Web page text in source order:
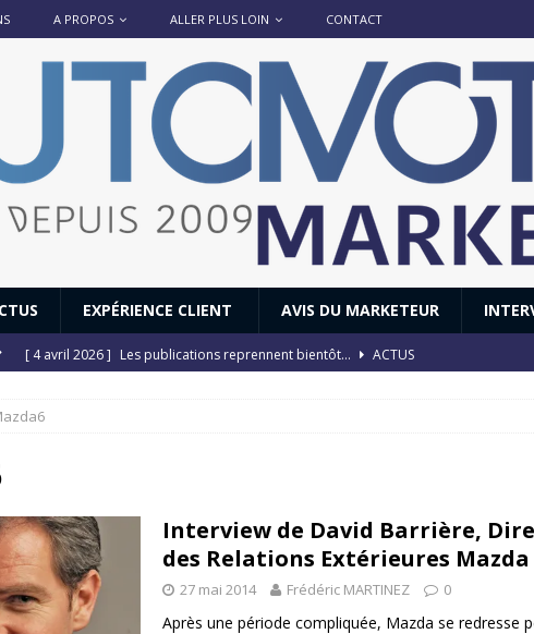
A PROPOS ALLER PLUS LOIN CONTACT
EXPÉRIENCE CLIENT AVIS DU MARKETEUR
[ 4 avril 2026 ] Les publications reprennent bientôt…
ACTUS
[ 12 juillet 2025 ]
[ 11 avril 2020 ]
#StayHome : Honda dévoile un spot publicitaire… confiné!
Interview de David Barrière,
des Relations Extérieures Mazda
27 mai 2014 Frédéric MARTINEZ 0
Après une période compliquée, Mazda se redresse